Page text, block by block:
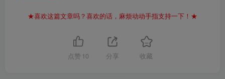
★喜欢这篇文章吗？喜欢的话，麻烦动动手指支持一下！★
点赞 10 分享 收藏